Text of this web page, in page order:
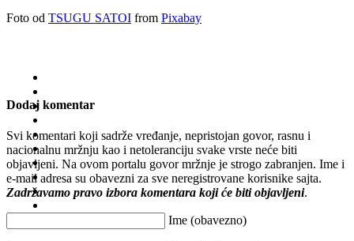
Foto od TSUGU SATOI from Pixabay
Dodaj komentar
Svi komentari koji sadrže vređanje, nepristojan govor, rasnu i
nacionalnu mržnju kao i netoleranciju svake vrste neće biti
objavljeni. Na ovom portalu govor mržnje je strogo zabranjen. Ime i
e-mail adresa su obavezni za sve neregistrovane korisnike sajta.
Zadržavamo pravo izbora komentara koji će biti objavljeni.
Ime (obavezno)